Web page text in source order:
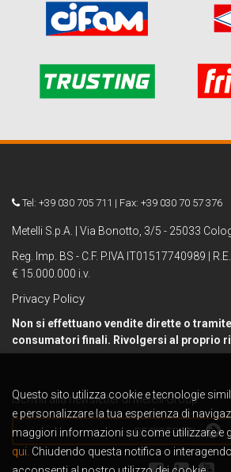
Tel: +39 030 705 711 | Fax: +39 030 70 57 376
Metelli S.p.A. | Via Bonotto, 3/5 - 25033
Reg. Imp. BS - C.F. P.IVA IT01517740989 |
€ 15.000.000 i.v.
Privacy Policy
Non si effettuano vendite dirette o
consumatori finali. Rivolgersi al proprio
Iscriviti alla newsletter di Metelli Group
REGISTRATI
Questo sito utilizza cookie e tecnologie
e personalizzare la tua esperienza di
maggiori informazioni su come utilizzare e
qui. Chiudendo questa notifica o